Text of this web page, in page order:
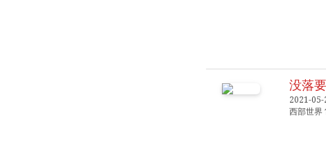
没落
2021-05-
西部世界